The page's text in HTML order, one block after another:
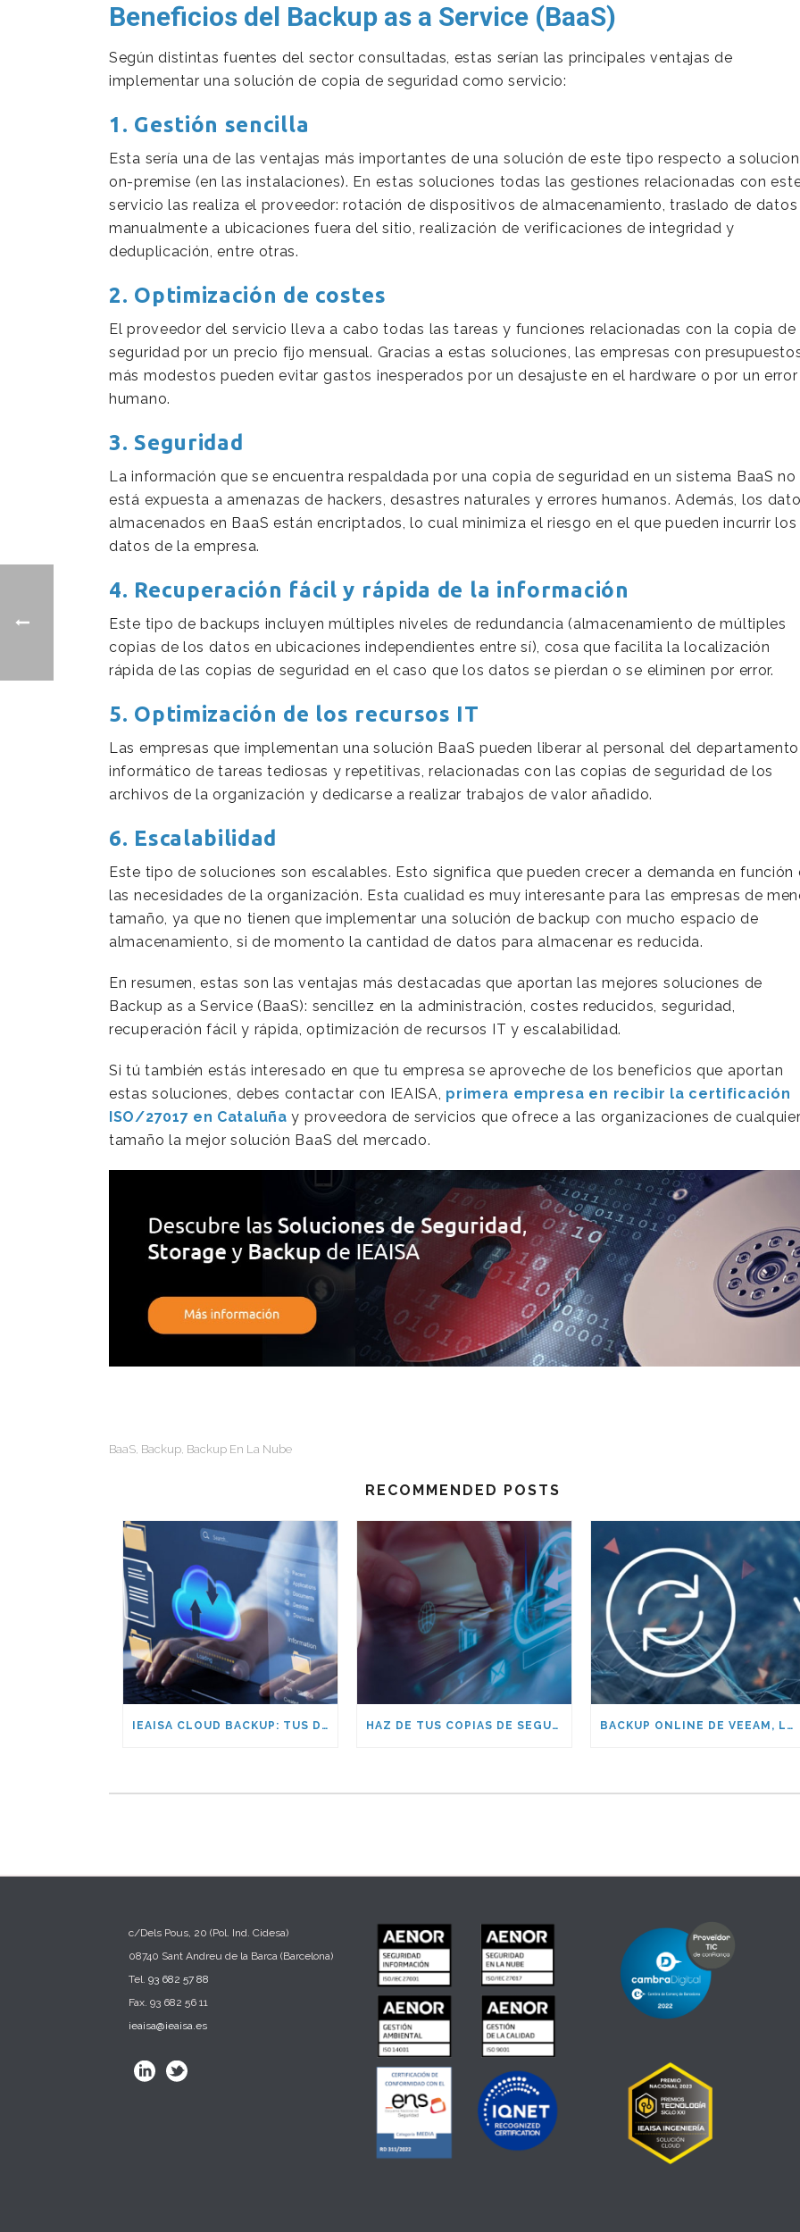
Beneficios del Backup as a Service (BaaS)
Según distintas fuentes del sector consultadas, estas serían las principales ventajas de
implementar una solución de copia de seguridad como servicio:
1. Gestión sencilla
Esta sería una de las ventajas más importantes de una solución de este tipo respecto a
on-premise (en las instalaciones). En estas soluciones todas las gestiones relacionadas con
servicio las realiza el proveedor: rotación de dispositivos de almacenamiento, traslado de datos
manualmente a ubicaciones fuera del sitio, realización de verificaciones de integridad y
deduplicación, entre otras.
2. Optimización de costes
El proveedor del servicio lleva a cabo todas las tareas y funciones relacionadas con la copia de
seguridad por un precio fijo mensual. Gracias a estas soluciones, las empresas con
más modestos pueden evitar gastos inesperados por un desajuste en el hardware o por un error
humano.
3. Seguridad
La información que se encuentra respaldada por una copia de seguridad en un sistema BaaS no
está expuesta a amenazas de hackers, desastres naturales y errores humanos. Además, los
almacenados en BaaS están encriptados, lo cual minimiza el riesgo en el que pueden incurrir los
datos de la empresa.
4. Recuperación fácil y rápida de la información
Este tipo de backups incluyen múltiples niveles de redundancia (almacenamiento de múltiples
copias de los datos en ubicaciones independientes entre sí), cosa que facilita la localización
rápida de las copias de seguridad en el caso que los datos se pierdan o se eliminen por error.
5. Optimización de los recursos IT
Las empresas que implementan una solución BaaS pueden liberar al personal del departamento
informático de tareas tediosas y repetitivas, relacionadas con las copias de seguridad de los
archivos de la organización y dedicarse a realizar trabajos de valor añadido.
6. Escalabilidad
Este tipo de soluciones son escalables. Esto significa que pueden crecer a demanda en función
las necesidades de la organización. Esta cualidad es muy interesante para las empresas de
tamaño, ya que no tienen que implementar una solución de backup con mucho espacio de
almacenamiento, si de momento la cantidad de datos para almacenar es reducida.
En resumen, estas son las ventajas más destacadas que aportan las mejores soluciones de
Backup as a Service (BaaS): sencillez en la administración, costes reducidos, seguridad,
recuperación fácil y rápida, optimización de recursos IT y escalabilidad.
Si tú también estás interesado en que tu empresa se aproveche de los beneficios que aportan
estas soluciones, debes contactar con IEAISA, primera empresa en recibir la certificación
ISO/27017 en Cataluña y proveedora de servicios que ofrece a las organizaciones de
tamaño la mejor solución BaaS del mercado.
BaaS Backup Backup En La Nube
RECOMMENDED POSTS
IEAISA CLOUD BACKUP: TUS DATOS EN EUROPA, BAJO NORMATIVA EUROPEA HAZ DE TUS COPIAS DE SEGURIDAD TU MEJOR DEFENSA: DESCUBRE IMPOSSIBLE CLOUD CON IEAISA BACKUP ONLINE DE VEEAM, LO MÁS DESTACADO
c/Dels Pous, 20 (Pol. Ind. Cidesa)
08740 Sant Andreu de la Barca (Barcelona)
Tel. 93 682 57 88
Fax. 93 682 56 11
ieaisa@ieaisa.es